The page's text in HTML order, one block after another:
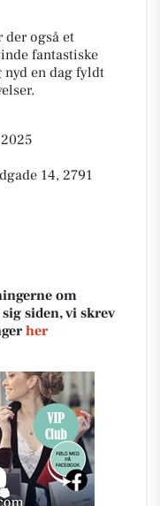
der også et
fantastiske
en dag fyldt
14, 2791
om
siden, vi skrev
her